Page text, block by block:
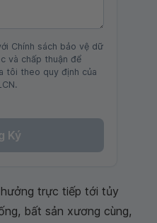
Chính sách bảo vệ dữ
và chấp thuận để
tôi theo quy định của
Ký
trực tiếp tới tủy
bất sản xương cùng,